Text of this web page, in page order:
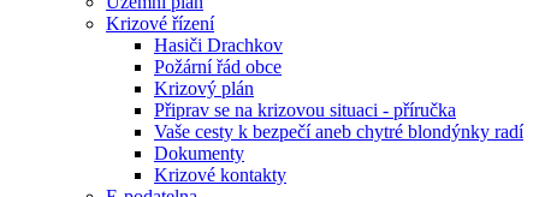
Krizové řízení
Hasiči Drachkov
Požární řád obce
Krizový plán
Připrav se na krizovou situaci - příručka
Vaše cesty k bezpečí aneb chytré blondýnky radí
Dokumenty
Krizové kontakty